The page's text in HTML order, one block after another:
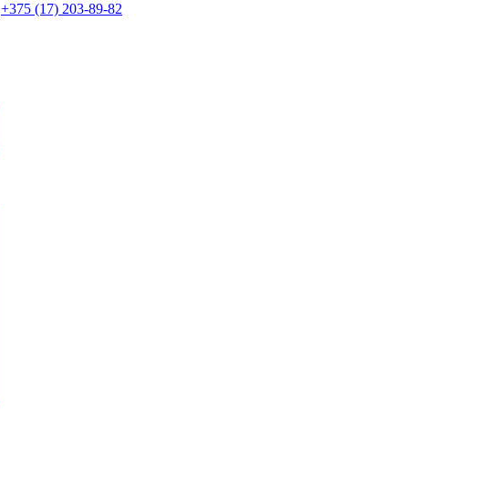
+375 (17) 203-89-82